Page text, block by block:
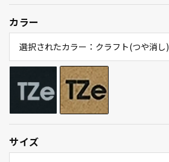
カラー
選択されたカラー：クラフト(つや消し)
サイズ